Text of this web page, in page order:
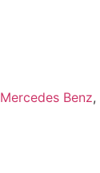
Mercedes Benz,